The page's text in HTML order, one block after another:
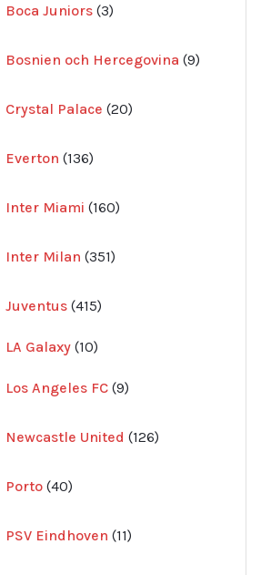
Boca Juniors 3
produkter
Bosnien och Hercegovina 9
produkter
Crystal Palace 20
produkter
Everton 136
produkter
Inter Miami 160
produkter
Inter Milan 351
produkter
Juventus 415
produkter
LA Galaxy 1010
Los Angeles FC 9
produkter
Newcastle United 126
produkter
Porto 40
produkter
PSV Eindhoven 11
produkter